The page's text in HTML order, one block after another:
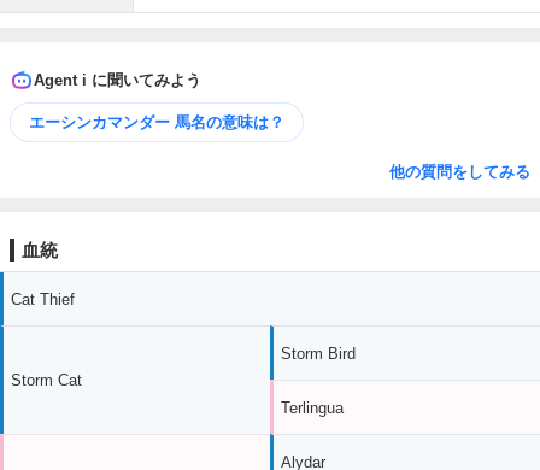
Agent i に聞いてみよう
エーシンカマンダー 馬名の意味は？
他の質問をしてみる
血統
Cat Thief
Storm Cat
Storm Bird
Terlingua
Alydar